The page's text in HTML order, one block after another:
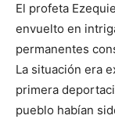
El profeta
envuelto en
permanentes
La situación era
primera
pueblo habían